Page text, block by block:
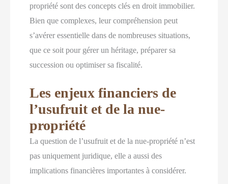
propriété sont des concepts clés en droit immobilier.
Bien que complexes, leur compréhension peut
s’avérer essentielle dans de nombreuses situations,
que ce soit pour gérer un héritage, préparer sa
succession ou optimiser sa fiscalité.
Les enjeux financiers de
l’usufruit et de la nue-
propriété
La question de l’usufruit et de la nue-propriété n’est
pas uniquement juridique, elle a aussi des
implications financières importantes à considérer.